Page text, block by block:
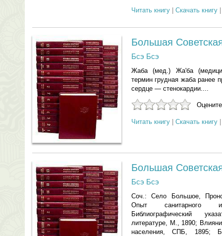
Читать книгу Скачать книгу
Большая
Бсэ Бсэ
Жаба (мед.) Жа'ба
термин грудная жаба ранее
сердце — стенокардии....
Читать книгу Скачать книгу
Большая
Бсэ Бсэ
Соч.: Село Большое,
Опыт санитарного
Библиографический
литературе, М., 1890;
населения, СПБ, 1895;